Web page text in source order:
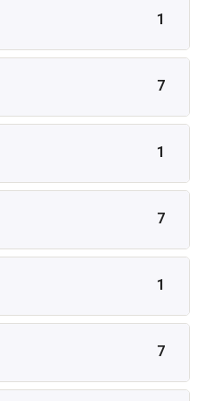
1
7
1
7
1
7